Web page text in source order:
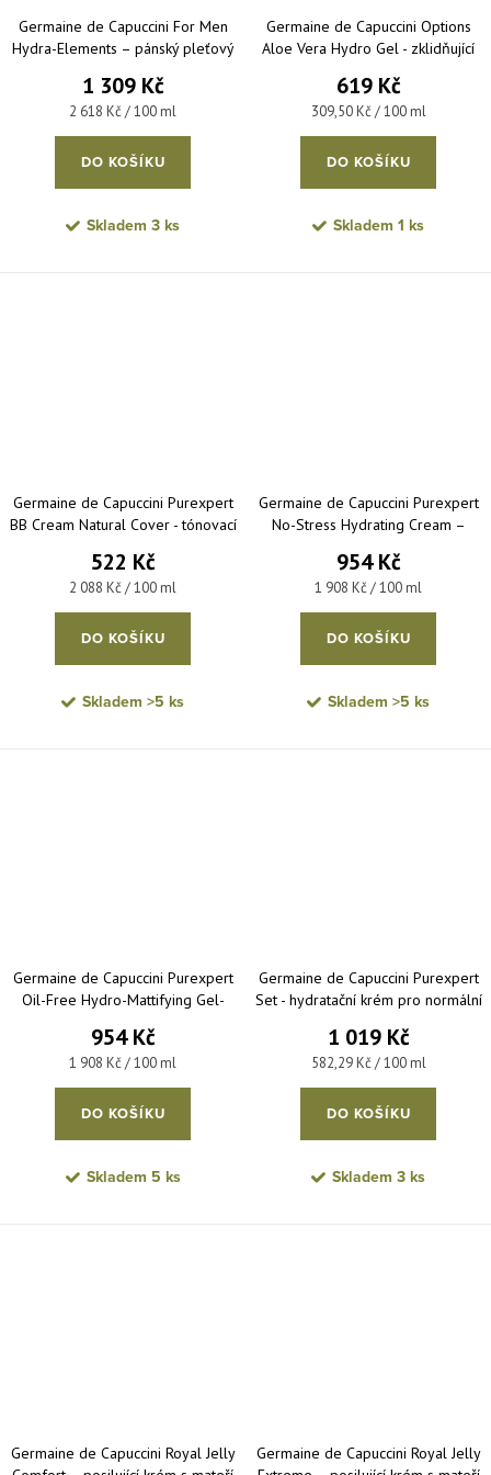
Germaine de Capuccini For Men
Hydra-Elements – pánský pleťový
1 309 Kč
Měrná cena:
2 618 Kč / 100 ml
DO KOŠÍKU
Skladem 3 ks
Germaine de Capuccini Options
Aloe Vera Hydro Gel - zklidňující
619 Kč
Měrná cena:
309,50 Kč / 100 ml
DO KOŠÍKU
Skladem 1 ks
Germaine de Capuccini Purexpert
BB Cream Natural Cover - tónovací
522 Kč
Měrná cena:
2 088 Kč / 100 ml
DO KOŠÍKU
Skladem >5 ks
Germaine de Capuccini Purexpert
No-Stress Hydrating Cream –
smíšenou pleť 50 ml
954 Kč
Měrná cena:
1 908 Kč / 100 ml
DO KOŠÍKU
Skladem >5 ks
Germaine de Capuccini Purexpert
Oil-Free Hydro-Mattifying Gel-
pro mastnou pleť 50 ml
954 Kč
Měrná cena:
1 908 Kč / 100 ml
DO KOŠÍKU
Skladem 5 ks
Germaine de Capuccini Purexpert
Set - hydratační krém pro normální
gel 125 ml
1 019 Kč
Měrná cena:
582,29 Kč / 100 ml
DO KOŠÍKU
Skladem 3 ks
Germaine de Capuccini Royal Jelly
Germaine de Capuccini Royal Jelly